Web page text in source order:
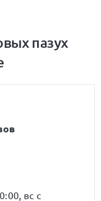
пазух
вс с